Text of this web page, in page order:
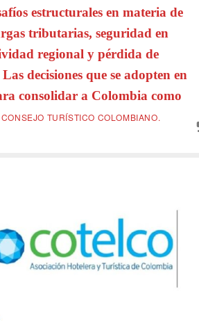
estructurales en materia de
tributarias, seguridad en
regional y pérdida de
decisiones que se adopten en
consolidar a Colombia como
CONSEJO TURÍSTICO COLOMBIANO.